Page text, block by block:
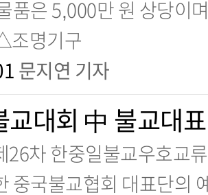
품은 5,000만 원 상당
명기구
문지연 기자
교대회 中 불교대
26차 한중일불교우호교
중국불교협회 대표단의